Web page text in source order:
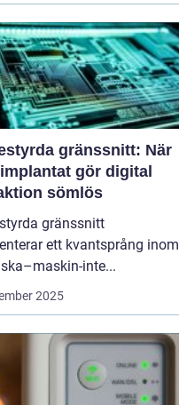
gränssnitt: När
gör digital
sömlös
gränssnitt
ett kvantsprång inom
inte...
2025